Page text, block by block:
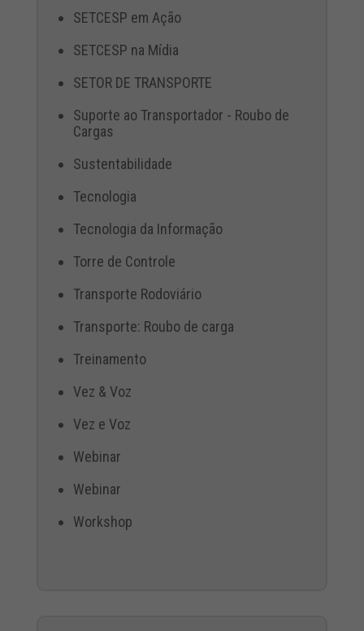
SETCESP em Ação
SETCESP na Mídia
SETOR DE TRANSPORTE
Suporte ao Transportador - Roubo de
Cargas
Sustentabilidade
Tecnologia
Tecnologia da Informação
Torre de Controle
Transporte Rodoviário
Transporte: Roubo de carga
Treinamento
Vez & Voz
Vez e Voz
Webinar
Webinar
Workshop